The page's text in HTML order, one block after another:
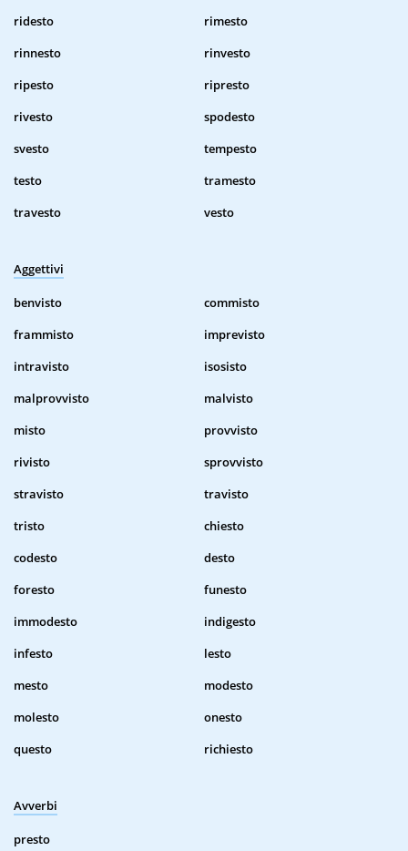
ridesto
rimesto
rinnesto
rinvesto
ripesto
ripresto
rivesto
spodesto
svesto
tempesto
testo
tramesto
travesto
vesto
Aggettivi
benvisto
commisto
frammisto
imprevisto
intravisto
isosisto
malprovvisto
malvisto
misto
provvisto
rivisto
sprovvisto
stravisto
travisto
tristo
chiesto
codesto
desto
foresto
funesto
immodesto
indigesto
infesto
lesto
mesto
modesto
molesto
onesto
questo
richiesto
Avverbi
presto